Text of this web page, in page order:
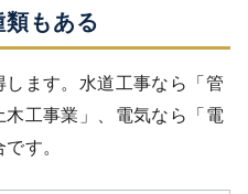
もある
ます。水道工事なら「管
工事業」、電気なら「電
す。